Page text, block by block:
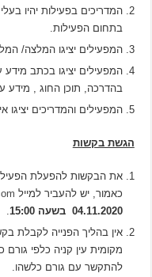
המדריכים בפעילות יהיו
בתחום הפעילות.
המפעילים יציגו המלצה/
המפעילים יציגו בכתב מידע
בהדרכה, תוכן החוג , מידע
המפעילים והמדריכים יציגו
הגשת בקשות
את הבקשות להפעלת
כאמור, יש להעביר למייל
04.11.2020 בשעה 15:00
אין בהליך הפנייה לקבלת
מקומית עין קניה כלפי
להתקשר עם גורם כלשהו.